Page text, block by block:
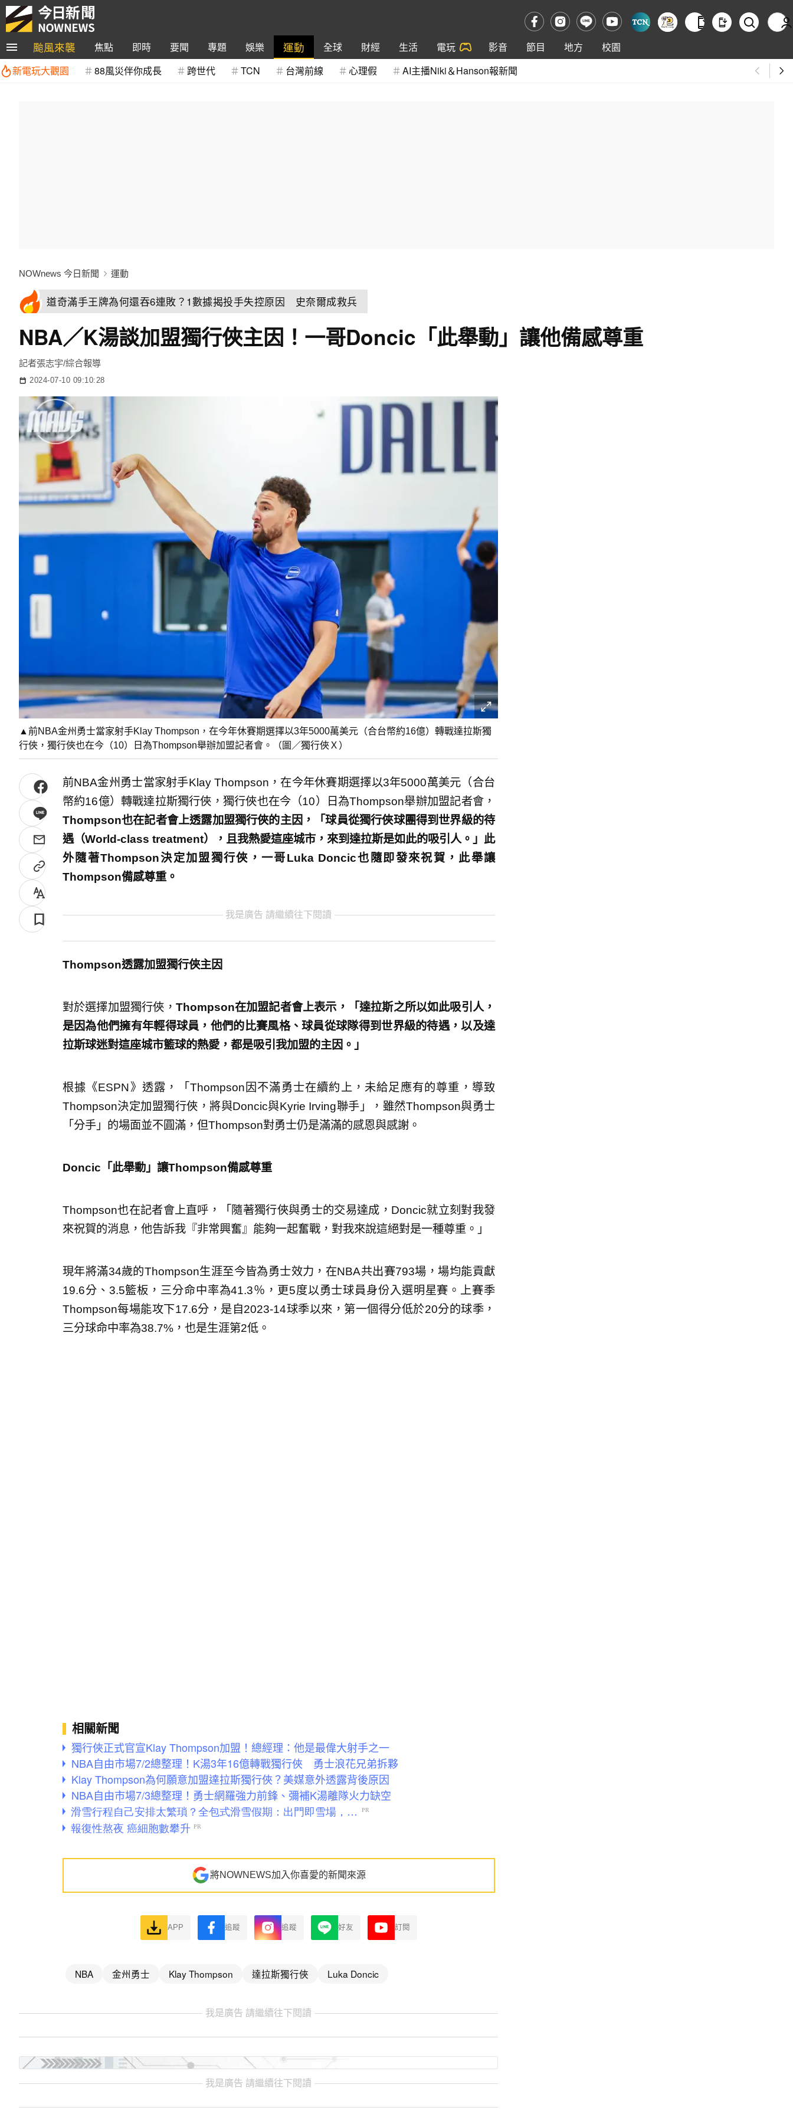
颱風來襲 焦點 即時 要聞 專題 娛樂 運動 全球 財經 生活 電玩 影音 節目 地方
校園
新電玩大觀園
88風災伴你成長 跨世代 TCN 台灣前線 心理假 AI主播Niki＆Hanson報新聞
NOWnews 今日新聞 運動
道奇滿手王牌為何還吞6連敗？1數據揭投手失控原因 史奈爾成救兵
NBA／K湯談加盟獨行俠主因！一哥Doncic「此舉動」讓他備感尊重
記者張志宇/綜合報導
2024-07-10 09:10:28
▲前NBA金州勇士當家射手Klay Thompson，在今年休賽期選擇以3年5000萬美元（合台幣約16億）轉戰達拉斯獨
行俠，獨行俠也在今（10）日為Thompson舉辦加盟記者會。（圖／獨行俠Ｘ）
前NBA金州勇士當家射手Klay Thompson，在今年休賽期選擇以3年5000萬美元（合台
幣約16億）轉戰達拉斯獨行俠，獨行俠也在今（10）日為Thompson舉辦加盟記者會，
Thompson也在記者會上透露加盟獨行俠的主因，「球員從獨行俠球團得到世界級的待
遇（World-class treatment），且我熱愛這座城市，來到達拉斯是如此的吸引人。」此
外隨著Thompson決定加盟獨行俠，一哥Luka Doncic也隨即發來祝賀，此舉讓
Thompson備感尊重。
我是廣告 請繼續往下閱讀
Thompson透露加盟獨行俠主因
對於選擇加盟獨行俠， Thompson在加盟記者會上表示，「達拉斯之所以如此吸引人，
是因為他們擁有年輕得球員，他們的比賽風格、球員從球隊得到世界級的待遇，以及達
拉斯球迷對這座城市籃球的熱愛，都是吸引我加盟的主因。」
根據《ESPN》透露，「Thompson因不滿勇士在續約上，未給足應有的尊重，導致
Thompson決定加盟獨行俠，將與Doncic與Kyrie Irving聯手」，雖然Thompson與勇士
「分手」的場面並不圓滿，但Thompson對勇士仍是滿滿的感恩與感謝。
Doncic「此舉動」讓Thompson備感尊重
Thompson也在記者會上直呼，「隨著獨行俠與勇士的交易達成，Doncic就立刻對我發
來祝賀的消息，他告訴我『非常興奮』能夠一起奮戰，對我來說這絕對是一種尊重。」
現年將滿34歲的Thompson生涯至今皆為勇士效力，在NBA共出賽793場，場均能貢獻
19.6分、3.5籃板，三分命中率為41.3％，更5度以勇士球員身份入選明星賽。上賽季
Thompson每場能攻下17.6分，是自2023-14球季以來，第一個得分低於20分的球季，
三分球命中率為38.7%，也是生涯第2低。
相關新聞
獨行俠正式官宣Klay Thompson加盟！總經理：他是最偉大射手之一
NBA自由市場7/2總整理！K湯3年16億轉戰獨行俠 勇士浪花兄弟拆夥
Klay Thompson為何願意加盟達拉斯獨行俠？美媒意外透露背後原因
NBA自由市場7/3總整理！勇士網羅強力前鋒、彌補K湯離隊火力缺空
將NOWNEWS加入你喜愛的新聞來源
APP 追蹤 追蹤 好友 訂閱
NBA 金州勇士 Klay Thompson 達拉斯獨行俠 Luka Doncic
我是廣告 請繼續往下閱讀
我是廣告 請繼續往下閱讀